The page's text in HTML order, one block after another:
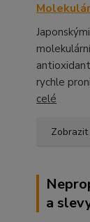
rychle
celé
a